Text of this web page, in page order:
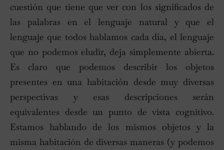
cuestión que tiene que ver con los significados de
las palabras en el lenguaje natural y que el
lenguaje que todos hablamos cada día, el lenguaje
que no podemos eludir, deja simplemente abierta.
Es claro que podemos describir los objetos
presentes en una habitación desde muy diversas
perspectivas y esas descripciones serán
equivalentes desde un punto de vista cognitivo.
Estamos hablando de los mismos objetos y la
misma habitación de diversas maneras (y podemos